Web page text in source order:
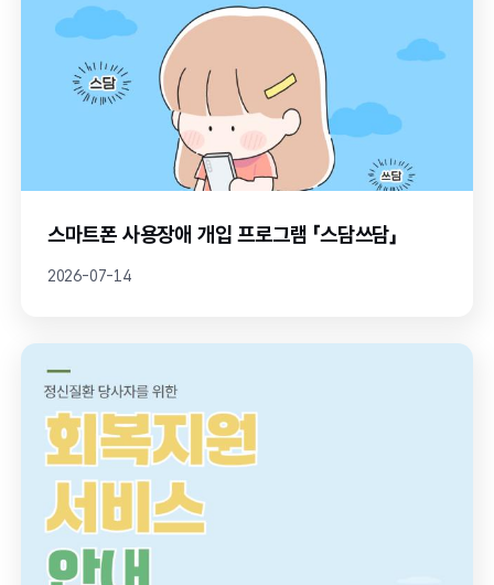
스마트폰 사용장애 개입 프로그램 「스담쓰담」
2026-07-14